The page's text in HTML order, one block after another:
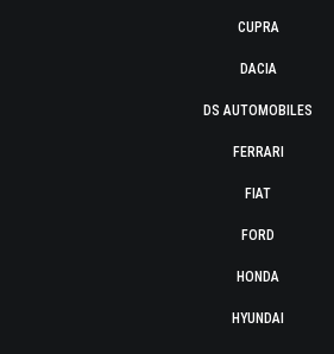
CUPRA
DACIA
DS AUTOMOBILES
FERRARI
FIAT
FORD
HONDA
HYUNDAI